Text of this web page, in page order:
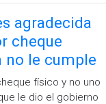
agradecida
cheque
no le cumple
físico y no uno
le dio el gobierno